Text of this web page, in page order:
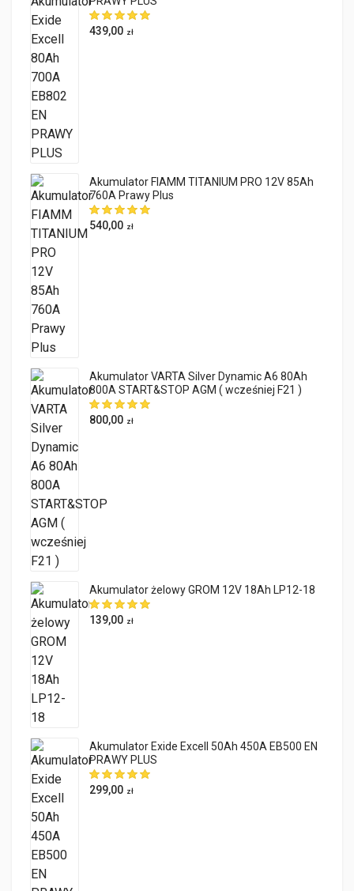
439,00 zł
Akumulator FIAMM TITANIUM PRO 12V 85Ah
760A Prawy Plus
540,00 zł
Akumulator VARTA Silver Dynamic A6 80Ah
800A START&STOP AGM ( wcześniej F21 )
800,00 zł
Akumulator żelowy GROM 12V 18Ah LP12-18
139,00 zł
Akumulator Exide Excell 50Ah 450A EB500 EN
PRAWY PLUS
299,00 zł